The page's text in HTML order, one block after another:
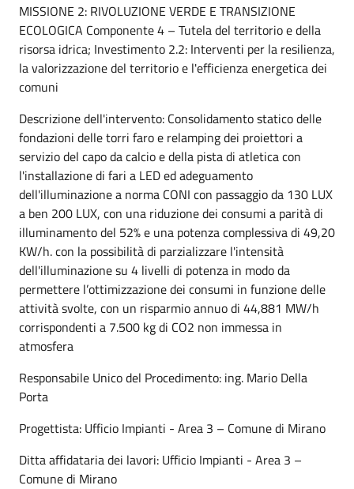
MISSIONE 2: RIVOLUZIONE VERDE E TRANSIZIONE
ECOLOGICA Componente 4 – Tutela del territorio e della
risorsa idrica; Investimento 2.2: Interventi per la resilienza,
la valorizzazione del territorio e l'efficienza energetica dei
comuni
Descrizione dell'intervento: Consolidamento statico delle
fondazioni delle torri faro e relamping dei proiettori a
servizio del capo da calcio e della pista di atletica con
l'installazione di fari a LED ed adeguamento
dell'illuminazione a norma CONI con passaggio da 130 LUX
a ben 200 LUX, con una riduzione dei consumi a parità di
illuminamento del 52% e una potenza complessiva di 49,20
KW/h. con la possibilità di parzializzare l'intensità
dell'illuminazione su 4 livelli di potenza in modo da
permettere l’ottimizzazione dei consumi in funzione delle
attività svolte, con un risparmio annuo di 44,881 MW/h
corrispondenti a 7.500 kg di CO2 non immessa in
atmosfera
Responsabile Unico del Procedimento: ing. Mario Della
Porta
Progettista: Ufficio Impianti - Area 3 – Comune di Mirano
Ditta affidataria dei lavori: Ufficio Impianti - Area 3 –
Comune di Mirano